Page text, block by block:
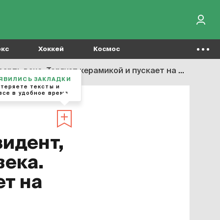
Хоккей Космос
керамикой и пускает на матчи безработных
на